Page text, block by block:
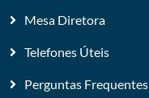
Mesa Diretora
Telefones Úteis
Perguntas Frequentes